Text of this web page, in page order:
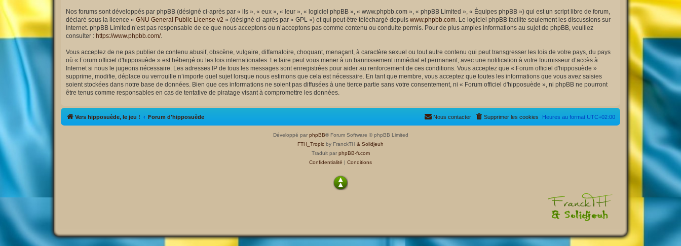
Nos forums sont développés par phpBB (désigné ci-après par « ils », « eux », « leur », « logiciel phpBB », « www.phpbb.com », « phpBB Limited », « Équipes phpBB ») qui est un script libre de forum,
déclaré sous la licence « GNU General Public License v2 » (désigné ci-après par « GPL ») et qui peut être téléchargé depuis www.phpbb.com . Le logiciel phpBB facilite seulement les discussions sur
Internet. phpBB Limited n’est pas responsable de ce que nous acceptons ou n’acceptons pas comme contenu ou conduite permis. Pour de plus amples informations au sujet de phpBB, veuillez
consulter : https://www.phpbb.com/.
Vous acceptez de ne pas publier de contenu abusif, obscène, vulgaire, diffamatoire, choquant, menaçant, à caractère sexuel ou tout autre contenu qui peut transgresser les lois de votre pays, du pays
où « Forum officiel d'hipposuède » est hébergé ou les lois internationales. Le faire peut vous mener à un bannissement immédiat et permanent, avec une notification à votre fournisseur d’accès à
Internet si nous le jugeons nécessaire. Les adresses IP de tous les messages sont enregistrées pour aider au renforcement de ces conditions. Vous acceptez que « Forum officiel d'hipposuède »
supprime, modifie, déplace ou verrouille n’importe quel sujet lorsque nous estimons que cela est nécessaire. En tant que membre, vous acceptez que toutes les informations que vous avez saisies
soient stockées dans notre base de données. Bien que ces informations ne soient pas diffusées à une tierce partie sans votre consentement, ni « Forum officiel d'hipposuède », ni phpBB ne pourront
être tenus comme responsables en cas de tentative de piratage visant à compromettre les données.
Vers hipposuède, le jeu ! Forum d'hipposuède Heures au format UTC+02:00
Supprimer les cookies
Nous contacter
Développé par phpBB® Forum Software © phpBB Limited
FTH_Tropic by FranckTH & Solidjeuh
Traduit par phpBB-fr.com
Confidentialité | Conditions